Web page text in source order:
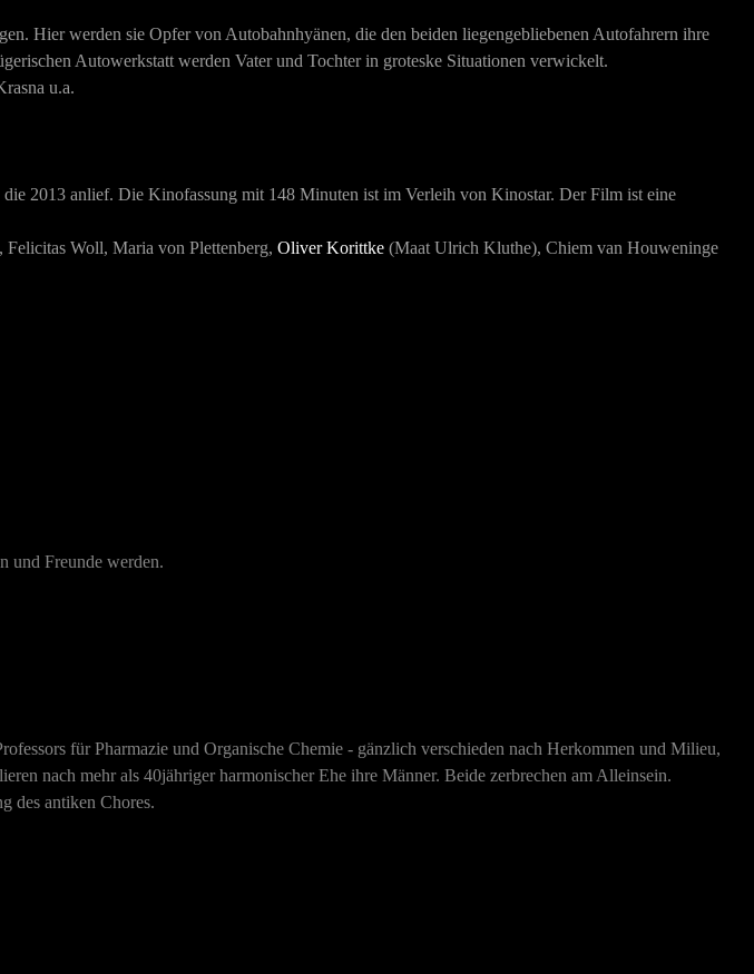
Hier werden sie Opfer von Autobahnhyänen, die den beiden liegengebliebenen Autofahrern ihre
Autowerkstatt werden Vater und Tochter in groteske Situationen verwickelt.
u.a.
2013 anlief. Die Kinofassung mit 148 Minuten ist im Verleih von Kinostar. Der Film ist eine
Woll, Maria von Plettenberg, Oliver Korittke (Maat Ulrich Kluthe), Chiem van Houweninge
und Freunde werden.
für Pharmazie und Organische Chemie - gänzlich verschieden nach Herkommen und Milieu,
nach mehr als 40jähriger harmonischer Ehe ihre Männer. Beide zerbrechen am Alleinsein.
des antiken Chores.